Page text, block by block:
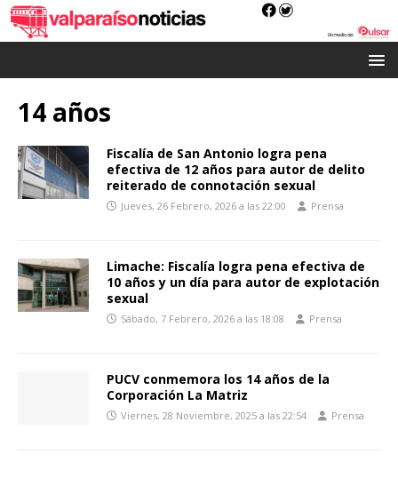
14 años
Fiscalía de San Antonio logra pena
efectiva de 12 años para autor de delito
reiterado de connotación sexual
Jueves, 26 Febrero, 2026 a las 22:00 Prensa
Limache: Fiscalía logra pena efectiva de
10 años y un día para autor de explotación
sexual
Sábado, 7 Febrero, 2026 a las 18:08 Prensa
PUCV conmemora los 14 años de la
Corporación La Matriz
Viernes, 28 Noviembre, 2025 a las 22:54 Prensa